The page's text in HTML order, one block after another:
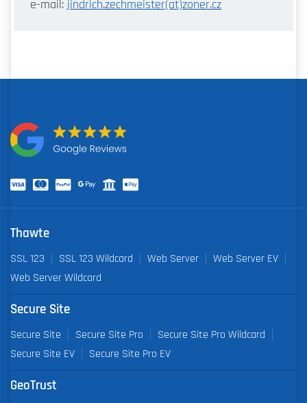
e-mail: jindrich.zechmeister(at)zoner.cz
Thawte
SSL 123 SSL 123 Wildcard Web Server
Web Server EV
Web Server Wildcard
Secure Site
Secure Site Secure Site Pro
Secure Site Pro Wildcard
Secure Site EV
Secure Site Pro EV
GeoTrust